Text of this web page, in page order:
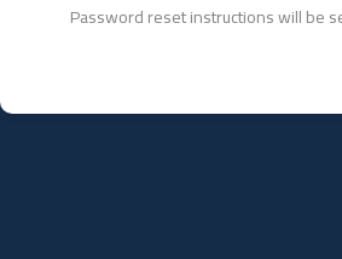
Password reset instructions will be